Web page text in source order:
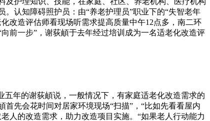
认知障碍照护员：由“养老护理员”职业下的“失智老年
改造评估师看现场听需求提高质量中午12点多，南二环
前一步”，谢荻頔于去年经过培训成为一名适老化改造评
年的谢荻頔说，一般情况下，有家庭适老化改造需求的
先会花时间对居家环境现场“扫描”，“比如先看看屋内
人的改造需求，助力改造项目实施。“如果老人行动能力